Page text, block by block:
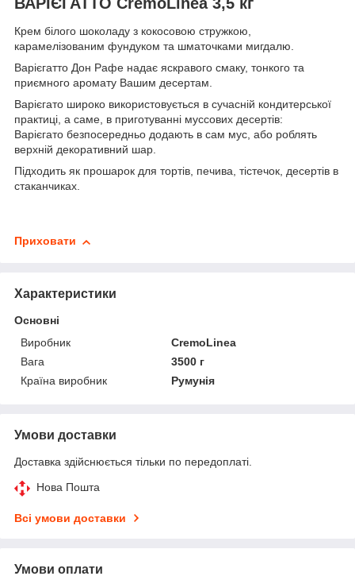
Крем білого шоколаду з кокосовою стружкою,
карамелізованим фундуком та шматочками мигдалю.
Варієгатто Дон Рафе надає яскравого смаку, тонкого та
приємного аромату Вашим десертам.
Варієгато широко використовується в сучасній кондитерської
практиці, а саме, в приготуванні муссових десертів:
Варієгато безпосередньо додають в сам мус, або роблять
верхній декоративний шар.
Підходить як прошарок для тортів, печива, тістечок, десертів в
стаканчиках.
Приховати
Характеристики
Основні
Виробник
CremoLinea
Вага
3500 г
Країна виробник
Румунія
Умови доставки
Доставка здійснюється тільки по передоплаті.
Нова Пошта
Всі умови доставки
Умови оплати